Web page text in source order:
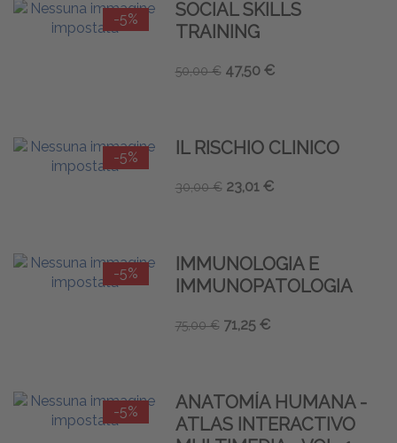
-5%
SOCIAL SKILLS
TRAINING
50,00 € 47,50 €
-5% IL RISCHIO CLINICO
30,00 € 23,01 €
-5%
IMMUNOLOGIA E
IMMUNOPATOLOGIA
75,00 € 71,25 €
-5%
ANATOMÍA HUMANA -
ATLAS INTERACTIVO